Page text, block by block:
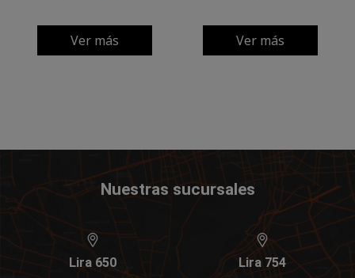
Ver más Ver más
Nuestras sucursales
Lira 650 Lira 754